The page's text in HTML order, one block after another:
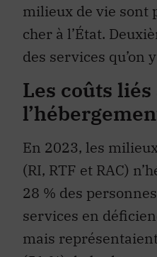
milieux de vie sont
cher à l’État.
des services qu’on
Les coûts liés
En 2023, les
(RI, RTF et RAC)
28 % des
services en
mais